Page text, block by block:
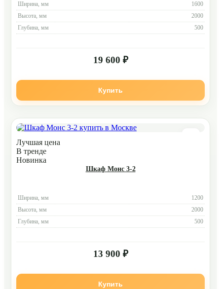
Ширина, мм
1600
Высота, мм
2000
Глубина, мм
500
19 600 ₽
Купить
Лучшая цена
В тренде
Новинка
Шкаф Монс 3-2
Ширина, мм
1200
Высота, мм
2000
Глубина, мм
500
13 900 ₽
Купить